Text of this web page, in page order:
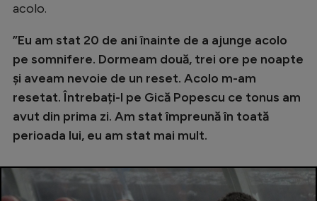
acolo.
”Eu am stat 20 de ani înainte de a ajunge acolo
pe somnifere. Dormeam două, trei ore pe noapte
şi aveam nevoie de un reset. Acolo m-am
resetat. Întrebați-l pe Gică Popescu ce tonus am
avut din prima zi. Am stat împreună în toată
perioada lui, eu am stat mai mult.